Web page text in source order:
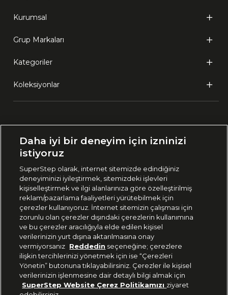
Kurumsal
Grup Markaları
Kategoriler
Koleksiyonlar
🇹🇷 Türkiye
444 37 36
Uygulamadan Takip Edin
Bizi Takip Edin
Daha iyi bir deneyim için izninizi
istiyoruz
SuperStep olarak, internet sitemizde edindiğiniz
deneyiminizi iyileştirmek, sitemizdeki işlevleri
kişiselleştirmek ve ilgi alanlarınıza göre özelleştirilmiş
reklam/pazarlama faaliyetleri yürütebilmek için
çerezler kullanıyoruz. İnternet sitemizin çalışması için
zorunlu olan çerezler dışındaki çerezlerin kullanımına
ve bu çerezler aracılığıyla elde edilen kişisel
verilerinizin yurt dışına aktarılmasına onay
vermiyorsanız Reddedin seçeneğine; çerezlere
ilişkin tercihlerinizi yönetmek için ise “Çerezleri
Yönetin” butonuna tıklayabilirsiniz. Çerezler ile kişisel
verilerinizin işlenmesine dair detaylı bilgi almak için
SuperStep Website Çerez Politikamızı ziyaret